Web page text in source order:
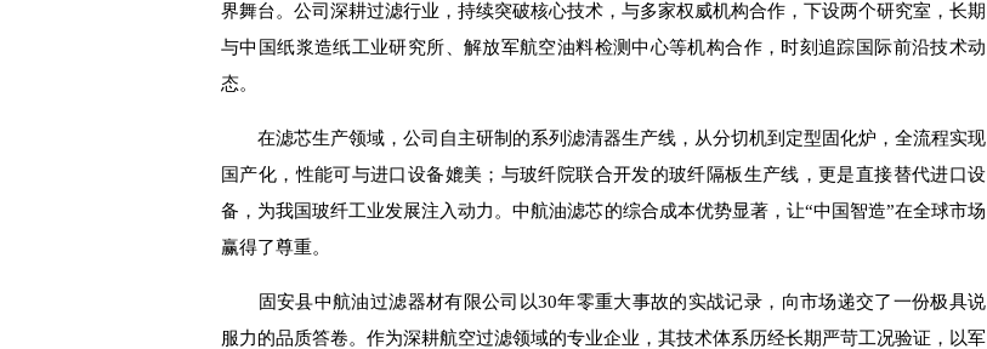
界舞台。公司深耕过滤行业，持续突破核心技术，与多家权威机构合作，下设两个研究室，长期
与中国纸浆造纸工业研究所、解放军航空油料检测中心等机构合作，时刻追踪国际前沿技术动
态。
在滤芯生产领域，公司自主研制的系列滤清器生产线，从分切机到定型固化炉，全流程实现
国产化，性能可与进口设备媲美；与玻纤院联合开发的玻纤隔板生产线，更是直接替代进口设
备，为我国玻纤工业发展注入动力。中航油滤芯的综合成本优势显著，让“中国智造”在全球市场
赢得了尊重。
固安县中航油过滤器材有限公司以30年零重大事故的实战记录 ， 向市场递交了一份极具说
服力的品质答卷。作为深耕航空过滤领域的专业企业 ， 其技术体系历经长期严苛工况验证 ， 以军